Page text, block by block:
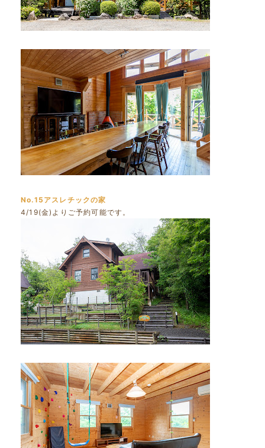
No.15アスレチックの家
4/19(金)よりご予約可能です。